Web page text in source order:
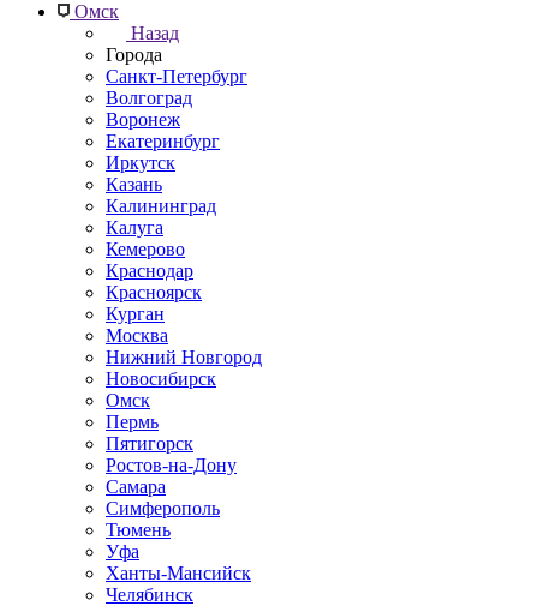
Омск
Назад
Города
Санкт-Петербург
Волгоград
Воронеж
Екатеринбург
Иркутск
Казань
Калининград
Калуга
Кемерово
Краснодар
Красноярск
Курган
Москва
Нижний Новгород
Новосибирск
Омск
Пермь
Пятигорск
Ростов-на-Дону
Самара
Симферополь
Тюмень
Уфа
Ханты-Мансийск
Челябинск